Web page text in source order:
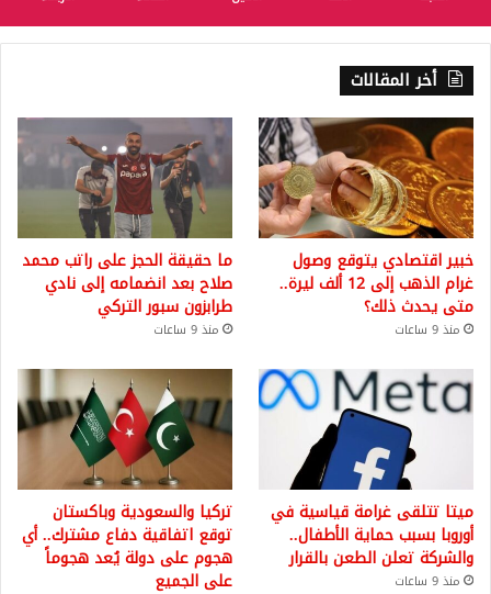
أخر المقالات
خبير اقتصادي يتوقع وصول
غرام الذهب إلى 12 ألف ليرة..
متى يحدث ذلك؟
منذ 9 ساعات
ما حقيقة الحجز على راتب محمد
صلاح بعد انضمامه إلى نادي
طرابزون سبور التركي
منذ 9 ساعات
ميتا تتلقى غرامة قياسية في
أوروبا بسبب حماية الأطفال..
والشركة تعلن الطعن بالقرار
منذ 9 ساعات
تركيا والسعودية وباكستان
توقع اتفاقية دفاع مشترك.. أي
هجوم على دولة يُعد هجوماً
على الجميع